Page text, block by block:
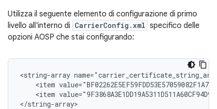
Utilizza il seguente elemento di configurazione di primo
livello all'interno di CarrierConfig.xml specifico delle
opzioni AOSP che stai configurando:
<string-array
<item
<item
</string-array>